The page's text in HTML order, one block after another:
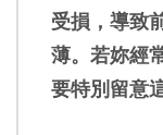
受損，導致
薄。若妳經
要特別留意